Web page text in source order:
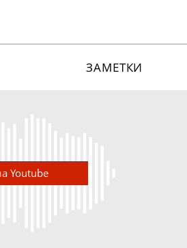
ЗАМЕТКИ
Youtube